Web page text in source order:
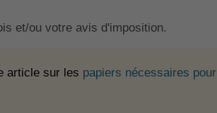
et/ou votre avis d'imposition.
article sur les papiers nécessaires pour